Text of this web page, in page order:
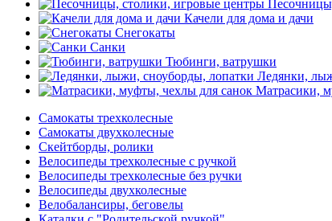
Качели для дома и дачи
Снегокаты
Санки
Тюбинги, ватрушки
Ледянки,
Матрасики,
Самокаты трехколесные
Самокаты двухколесные
Скейтборды, ролики
Велосипеды трехколесные с ручкой
Велосипеды трехколесные без ручки
Велосипеды двухколесные
Велобалансиры, беговелы